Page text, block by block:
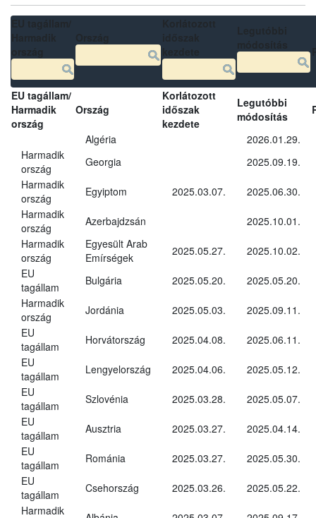
EU tagállam/
Harmadik
ország
Ország
Korlátozott
időszak
kezdete
Legutóbbi
módosítás
Algéria
2026.01.29.
Harmadik
ország
Georgia
2025.09.19.
Harmadik
ország
Egyiptom 2025.03.07.
2025.06.30.
Harmadik
ország
Azerbajdzsán
2025.10.01.
Harmadik
ország
Egyesült Arab
Emírségek
2025.05.27.
2025.10.02.
EU
tagállam
Bulgária 2025.05.20.
2025.05.20.
Harmadik
ország
Jordánia 2025.05.03.
2025.09.11.
EU
tagállam
Horvátország 2025.04.08.
2025.06.11.
EU
tagállam
Lengyelország 2025.04.06.
2025.05.12.
EU
tagállam
Szlovénia 2025.03.28.
2025.05.07.
EU
tagállam
Ausztria 2025.03.27.
2025.04.14.
EU
tagállam
Románia 2025.03.27.
2025.05.30.
EU
tagállam
Csehország 2025.03.26.
2025.05.22.
Harmadik